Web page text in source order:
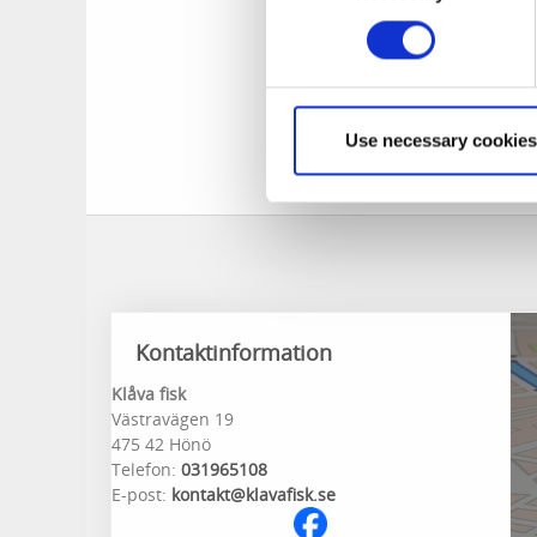
Use necessary
Gäster kan njuta
med sig
Butiken är öppen
Telefon: 031-
Kontaktinformation
Klåva fisk
Västravägen 19
475 42 Hönö
Telefon: 031965108
E-post: kontakt@klavafisk.se